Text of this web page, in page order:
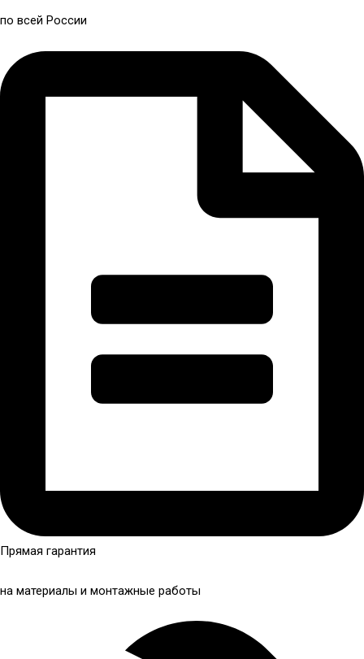
по всей России
Прямая гарантия
на материалы и монтажные работы